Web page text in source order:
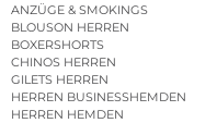
ANZÜGE & SMOKINGS
BLOUSON HERREN
BOXERSHORTS
CHINOS HERREN
GILETS HERREN
HERREN BUSINESSHEMDEN
HERREN HEMDEN